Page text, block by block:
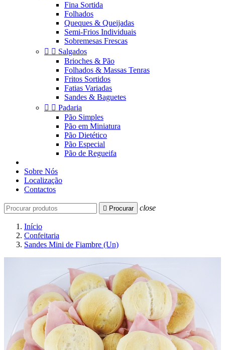
Fina Sortida
Folhados
Queques & Queijadas
Semi-Frios Individuais
Sobremesas Frescas
  Salgados
Brioches & Pão
Folhados & Massas Tenras
Fritos Sortidos
Fatias Variadas
Sandes & Baguetes
  Padaria
Pão Simples
Pão em Miniatura
Pão Dietético
Pão Especial
Pão de Regueifa
Sobre Nós
Localização
Contactos
 Procurar close
Início
Confeitaria
Sandes Mini de Fiambre (Un)